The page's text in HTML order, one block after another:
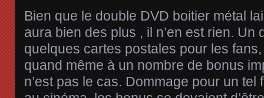
Bien que le double DVD boitier métal
aura bien des plus , il n’en est rien. Un
quelques cartes postales pour les fans,
quand même à un nombre de bonus
n’est pas le cas. Dommage pour un tel